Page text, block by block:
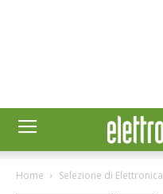
Home Selezione di Elettronica